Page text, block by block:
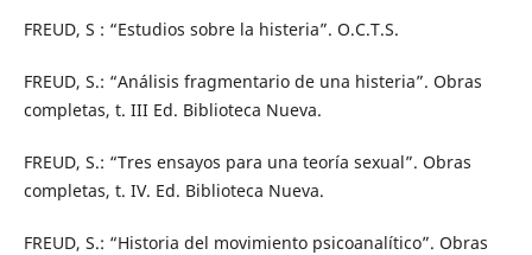
FREUD, S : “Estudios sobre la histeria”. O.C.T.S.
FREUD, S.: “Análisis fragmentario de una histeria”. Obras
completas, t. III Ed. Biblioteca Nueva.
FREUD, S.: “Tres ensayos para una teoría sexual”. Obras
completas, t. IV. Ed. Biblioteca Nueva.
FREUD, S.: “Historia del movimiento psicoanalítico”. Obras